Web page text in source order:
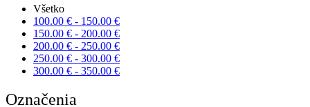
Všetko
100.00 € - 150.00 €
150.00 € - 200.00 €
200.00 € - 250.00 €
250.00 € - 300.00 €
300.00 € - 350.00 €
Označenia